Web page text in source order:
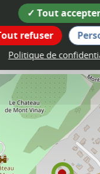
itinéraire
de mars
Tout
refuser
Politique de